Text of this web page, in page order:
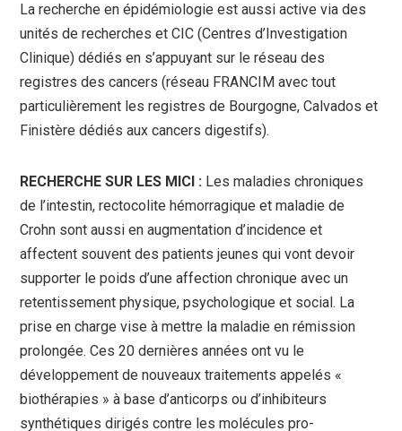
La recherche en épidémiologie est aussi active via des
unités de recherches et CIC (Centres d’Investigation
Clinique) dédiés en s’appuyant sur le réseau des
registres des cancers (réseau FRANCIM avec tout
particulièrement les registres de Bourgogne, Calvados et
Finistère dédiés aux cancers digestifs).
RECHERCHE SUR LES MICI : Les maladies chroniques
de l’intestin, rectocolite hémorragique et maladie de
Crohn sont aussi en augmentation d’incidence et
affectent souvent des patients jeunes qui vont devoir
supporter le poids d’une affection chronique avec un
retentissement physique, psychologique et social. La
prise en charge vise à mettre la maladie en rémission
prolongée. Ces 20 dernières années ont vu le
développement de nouveaux traitements appelés «
biothérapies » à base d’anticorps ou d’inhibiteurs
synthétiques dirigés contre les molécules pro-